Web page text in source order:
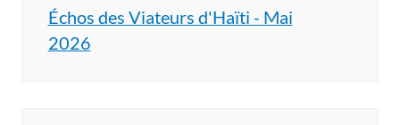
Échos des Viateurs d'Haïti - Mai
2026